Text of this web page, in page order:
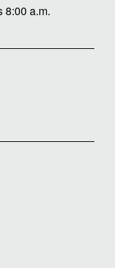
8:00 a.m.